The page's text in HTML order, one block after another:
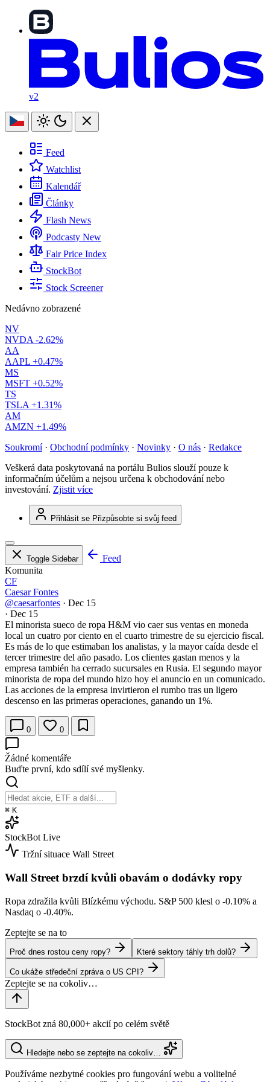
v2
Feed
Watchlist
Kalendář
Články
Flash News
Podcasty New
Fair Price Index
StockBot
Stock Screener
Nedávno zobrazené
NV
NVDA -2.62%
AA
AAPL +0.47%
MS
MSFT +0.52%
TS
TSLA +1.31%
AM
AMZN +1.49%
Soukromí · Obchodní podmínky · Novinky · O nás · Redakce
Veškerá data poskytovaná na portálu Bulios slouží pouze k
informačním účelům a nejsou určena k obchodování nebo
investování. Zjistit více
Přihlásit se Přizpůsobte si svůj feed
Toggle Sidebar
Feed
Komunita
CF
Caesar Fontes
@caesarfontes · Dec 15
· Dec 15
El minorista sueco de ropa H&M vio caer sus ventas en moneda
local un cuatro por ciento en el cuarto trimestre de su ejercicio fiscal.
Es más de lo que estimaban los analistas, y la mayor caída desde el
tercer trimestre del año pasado. Los clientes gastan menos y la
empresa también ha cerrado sucursales en Rusia. El segundo mayor
minorista de ropa del mundo hizo hoy el anuncio en un comunicado.
Las acciones de la empresa invirtieron el rumbo tras un ligero
descenso en las primeras operaciones, ganando un 1%.
0 0
Žádné komentáře
Buďte první, kdo sdílí své myšlenky.
⌘ K
StockBot Live
Tržní situace Wall Street
Wall Street brzdí kvůli obavám o dodávky ropy
Ropa zdražila kvůli Blízkému východu. S&P 500 klesl o -0.10% a
Nasdaq o -0.40%.
Zeptejte se na to
Proč dnes rostou ceny ropy? Které sektory táhly trh dolů?
Co ukáže středeční zpráva o US CPI?
StockBot zná 80,000+ akcií po celém světě
Hledejte nebo se zeptejte na cokoliv…
Používáme nezbytné cookies pro fungování webu a volitelné